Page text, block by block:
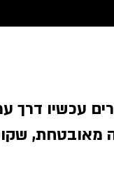
עכשיו דרך
מאובטחת,